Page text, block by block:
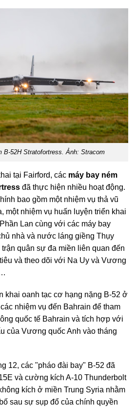
B-52H Stratofortress. Ảnh: Stracom
tại Fairford, các máy bay ném
đã thực hiện nhiều hoạt động.
bao gồm một nhiệm vụ thả vũ
một nhiệm vụ huấn luyện triển khai
Lan cùng với các máy bay
nhà và nước láng giềng Thụy
quân sự đa miền liên quan đến
và theo dõi với Na Uy và Vương
khai oanh tạc cơ hạng nặng B-52 ở
nhiệm vụ đến Bahrain để tham
quốc tế Bahrain và tích hợp với
của Vương quốc Anh vào tháng
12, các "pháo đài bay" B-52 đã
và cường kích A-10 Thunderbolt
kích ở miền Trung Syria nhằm
sau sự sụp đổ của chính quyền